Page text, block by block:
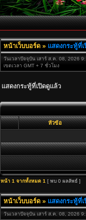
หน้าเว็บบอร์ด » แสดงกระทู้ที่
วันเวลาปัจจุบัน เสาร์ ส.ค. 08, 2026
เขตเวลา GMT + 7 ชั่วโมง
แสดงกระทู้ที่เปิดดูแล้ว
หัวข้อ
หน้า 1 จากทั้งหมด 1 [ พบ 0 ผลลัพธ์ ]
หน้าเว็บบอร์ด » แสดงกระทู้ที่
วันเวลาปัจจุบัน เสาร์ ส.ค. 08, 2026